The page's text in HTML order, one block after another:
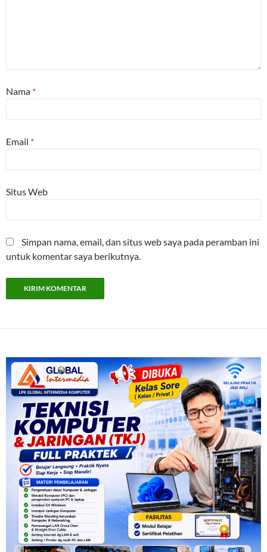
Nama *
Email *
Situs Web
Simpan nama, email, dan situs web saya pada peramban ini
untuk komentar saya berikutnya.